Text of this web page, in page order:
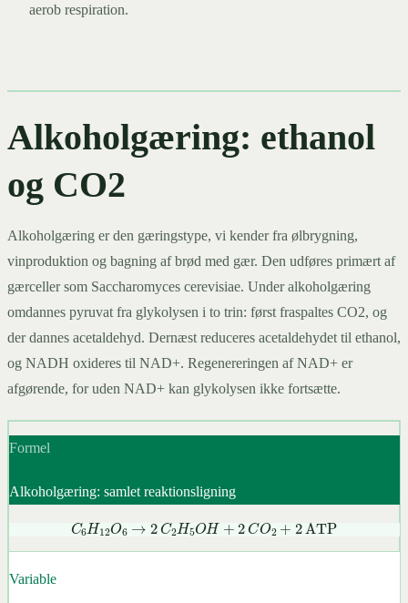
aerob respiration.
Alkoholgæring: ethanol
og CO2
Alkoholgæring er den gæringstype, vi kender fra ølbrygning,
vinproduktion og bagning af brød med gær. Den udføres primært af
gærceller som Saccharomyces cerevisiae. Under alkoholgæring
omdannes pyruvat fra glykolysen i to trin: først fraspaltes CO2, og
der dannes acetaldehyd. Dernæst reduceres acetaldehydet til ethanol,
og NADH oxideres til NAD+. Regenereringen af NAD+ er
afgørende, for uden NAD+ kan glykolysen ikke fortsætte.
Formel
Alkoholgæring: samlet reaktionsligning
C6H12O6→2C2H5OH+2CO2+2ATP
Variable